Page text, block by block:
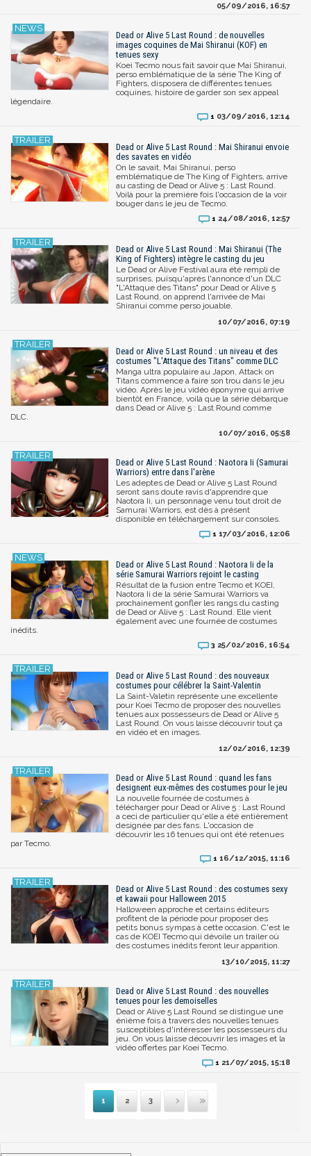
05/09/2016, 16:57
Dead or Alive 5 Last Round : de nouvelles
images coquines de Mai Shiranui (KOF) en
tenues sexy
Koei Tecmo nous fait savoir que Mai Shiranui,
perso emblématique de la série The King of
Fighters, disposera de différentes tenues
coquines, histoire de garder son sex appeal
légendaire.
1 03/09/2016, 12:14
Dead or Alive 5 Last Round : Mai Shiranui envoie
des savates en vidéo
On le savait, Mai Shiranui, perso
emblématique de The King of Fighters, arrive
au casting de Dead or Alive 5 : Last Round.
Voilà pour la première fois l'occasion de la voir
bouger dans le jeu de Tecmo.
1 24/08/2016, 12:57
Dead or Alive 5 Last Round : Mai Shiranui (The
King of Fighters) intègre le casting du jeu
Le Dead or Alive Festival aura été rempli de
surprises, puisqu'après l'annonce d'un DLC
"L'Attaque des Titans" pour Dead or Alive 5
Last Round, on apprend l'arrivée de Mai
Shiranui comme perso jouable.
10/07/2016, 07:19
Dead or Alive 5 Last Round : un niveau et des
costumes "L'Attaque des Titans" comme DLC
Manga ultra populaire au Japon, Attack on
Titans commence à faire son trou dans le jeu
vidéo. Après le jeu vidéo éponyme qui arrive
bientôt en France, voilà que la série débarque
dans Dead or Alive 5 : Last Round comme
DLC.
10/07/2016, 05:58
Dead or Alive 5 Last Round : Naotora Ii (Samurai
Warriors) entre dans l'arène
Les adeptes de Dead or Alive 5 Last Round
seront sans doute ravis d'apprendre que
Naotora Ii, un personnage venu tout droit de
Samurai Warriors, est dès à présent
disponible en téléchargement sur consoles.
1 17/03/2016, 12:06
Dead or Alive 5 Last Round : Naotora Ii de la
série Samurai Warriors rejoint le casting
Résultat de la fusion entre Tecmo et KOEI,
Naotora Ii de la série Samurai Warriors va
prochainement gonfler les rangs du casting
de Dead or Alive 5 : Last Round. Elle vient
également avec une fournée de costumes
inédits.
3 25/02/2016, 16:54
Dead or Alive 5 Last Round : des nouveaux
costumes pour célébrer la Saint-Valentin
La Saint-Valetin représente une excellente
pour Koei Tecmo de proposer des nouvelles
tenues aux possesseurs de Dead or Alive 5
Last Round. On vous laisse découvrir tout ça
en vidéo et en images.
12/02/2016, 12:39
Dead or Alive 5 Last Round : quand les fans
designent eux-mêmes des costumes pour le jeu
La nouvelle fournée de costumes à
télécharger pour Dead or Alive 5 : Last Round
a ceci de particulier qu'elle a été entièrement
designée par des fans. L'occasion de
découvrir les 16 tenues qui ont été retenues
par Tecmo.
1 16/12/2015, 11:16
Dead or Alive 5 Last Round : des costumes sexy
et kawaii pour Halloween 2015
Halloween approche et certains éditeurs
profitent de la période pour proposer des
petits bonus sympas à cette occasion. C'est le
cas de KOEI Tecmo qui dévoile un trailer où
des costumes inédits feront leur apparition.
13/10/2015, 11:27
Dead or Alive 5 Last Round : des nouvelles
tenues pour les demoiselles
Dead or Alive 5 Last Round se distingue une
énième fois à travers des nouvelles tenues
susceptibles d'intéresser les possesseurs du
jeu. On vous laisse découvrir les images et la
vidéo offertes par Koei Tecmo.
1 21/07/2015, 15:18
1 2 3
Suivante
Dernière